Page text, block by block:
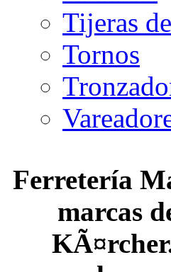
Tijeras
Tornos
Ferretería
marcas